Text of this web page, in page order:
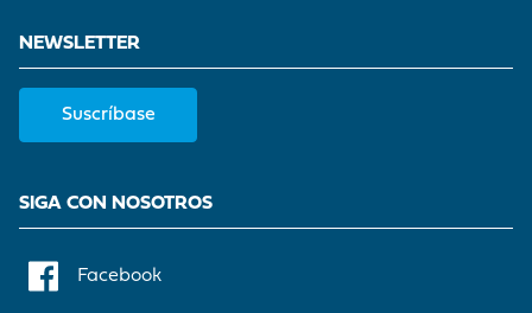
NEWSLETTER
Suscríbase
SIGA CON NOSOTROS
Facebook